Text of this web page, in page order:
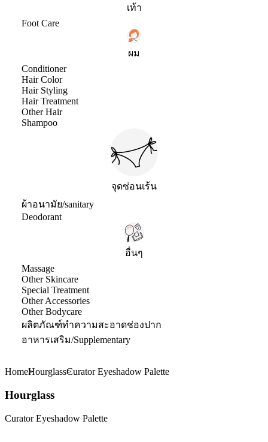
เท้า
Foot Care
ผม
Conditioner
Hair Color
Hair Styling
Hair Treatment
Other Hair
Shampoo
จุดซ่อนเร้น
ผ้าอนามัย/sanitary
Deodorant
อื่นๆ
Massage
Other Skincare
Special Treatment
Other Accessories
Other Bodycare
ผลิตภัณฑ์ทำความสะอาดช่องปาก
อาหารเสริม/Supplementary
HomeHourglassCurator Eyeshadow Palette
Hourglass
Curator Eyeshadow Palette